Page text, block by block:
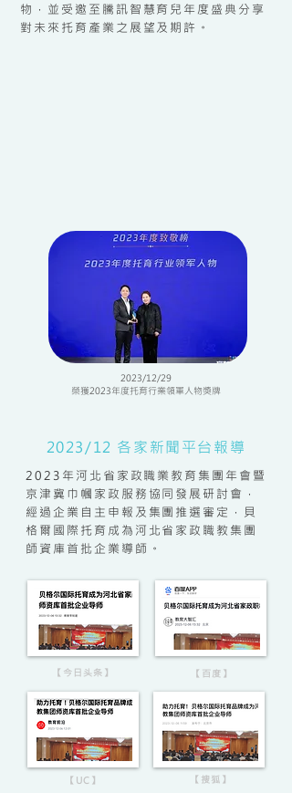
物，並受邀至騰訊智慧育兒年度盛典分享
對未來托育產業之展望及期許。
2023/12/29
榮獲2023年度托育行業領軍人物獎牌
2023/12 各家新聞平台報導
2023年河北省家政職業教育集團年會暨
京津冀巾幗家政服務協同發展研討會，
經過企業自主申報及集團推選審定，貝
格爾國際托育成為河北省家政職教集團
師資庫首批企業導師。
【今日头条】
【UC】
【百度】
【搜狐】